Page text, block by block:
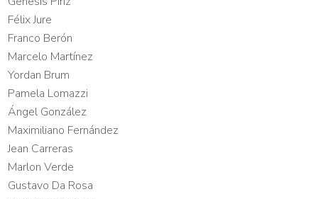
Félix Jure
Franco Berón
Marcelo Martínez
Yordan Brum
Pamela Lomazzi
Ángel González
Maximiliano Fernández
Jean Carreras
Marlon Verde
Gustavo Da Rosa